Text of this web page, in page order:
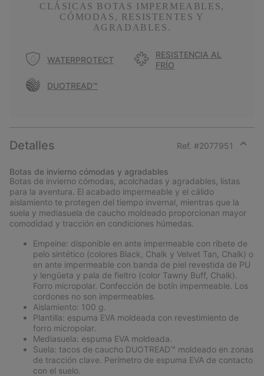
CLÁSICAS BOTAS IMPERMEABLES,
CÓMODAS, RESISTENTES Y
AGRADABLES.
WATERPROTECT
RESISTENCIA AL
FRÍO
DUOTREAD™
Detalles Ref. #2077951
section
Botas de invierno cómodas y agradables
Botas de invierno cómodas, acolchadas y agradables, listas
para la aventura. El acabado impermeable y el cálido
aislamiento te protegen del tiempo invernal, mientras que la
suela y mediasuela de caucho moldeado proporcionan mayor
comodidad y tracción en condiciones húmedas.
Empeine: disponible en ante impermeable con ribete de
pelo sintético (colores Black, Chalk y Velvet Tan, Chalk) o
en ante impermeable con banda de piel revestida de PU
y lengüeta y pala de fieltro (color Tawny Buff, Chalk).
Forro micropolar. Confección de botín impermeable. Los
cordones no son impermeables.
Aislamiento: 100 g.
Plantilla: espuma EVA moldeada con revestimiento de
forro micropolar.
Mediasuela: espuma EVA moldeada.
Suela: tacos de caucho DUOTREAD™ moldeado en zonas
de tracción clave. Perímetro de espuma EVA de contacto
con el suelo.